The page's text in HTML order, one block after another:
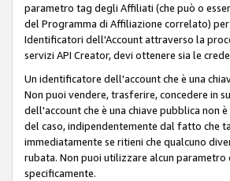
parametro tag degli Affiliati (che può o
del Programma di Affiliazione correlato)
Identificatori dell'Account attraverso la
servizi API Creator, devi ottenere sia le
Un identificatore dell'account che è una
Non puoi vendere, trasferire, concedere in
dell'account che è una chiave pubblica non
del caso, indipendentemente dal fatto che
immediatamente se ritieni che qualcuno
rubata. Non puoi utilizzare alcun
specificamente.